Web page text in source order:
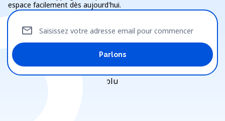
espace facilement dès aujourd'hui.
Saisissez votre adresse email pour commencer
mail
Parlons